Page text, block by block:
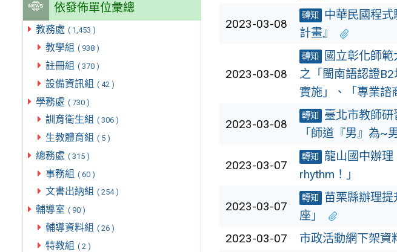
依發佈單位彙總
教務處 ( 1,453 )
教學組 ( 938 )
註冊組 ( 370 )
設備資訊組 ( 42 )
學務處 ( 730 )
訓育衛生組 ( 306 )
生教體育組 ( 5 )
總務處 ( 315 )
事務組 ( 60 )
文書出納組 ( 254 )
輔導室 ( 90 )
輔導資料組 ( 26 )
特教組 ( 2 )
2023-03-08
轉知
中華民國程
計畫』
2023-03-08
轉知
國立彰化師
之「閩南語認證
實施」、「專業諮
2023-03-08
轉知
臺北市教師
「師道『男』為~
2023-03-07
轉知
龍山國中辦理
rhythm！」
2023-03-07
轉知
苗栗縣辦理
座」
2023-03-07 市政活動網下架資